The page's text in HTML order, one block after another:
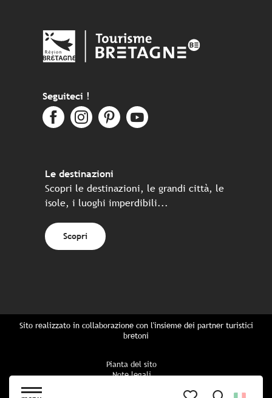
Seguiteci !
Le destinazioni
Scopri le destinazioni, le grandi città, le
isole, i luoghi imperdibili...
Scopri
Sito realizzato in collaborazione con l'insieme dei partner turistici
bretoni
Pianta del sito
Note legali